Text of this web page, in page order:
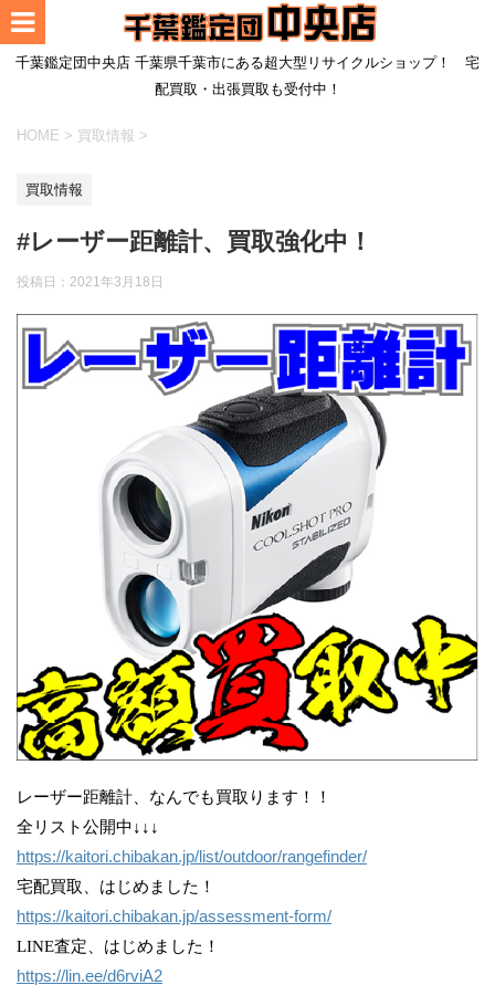
千葉鑑定団中央店 千葉県千葉市にある超大型リサイクルショップ！ 宅
配買取・出張買取も受付中！
HOME > 買取情報 >
買取情報
#レーザー距離計、買取強化中！
投稿日： 2021年3月18日
レーザー距離計、なんでも買取ります！！
全リスト公開中↓↓↓
https://kaitori.chibakan.jp/list/outdoor/rangefinder/
宅配買取、はじめました！
https://kaitori.chibakan.jp/assessment-form/
LINE査定、はじめました！
https://lin.ee/d6rviA2